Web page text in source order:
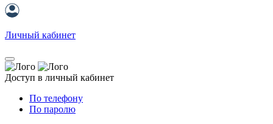
Личный кабинет
Доступ в личный кабинет
По телефону
По паролю